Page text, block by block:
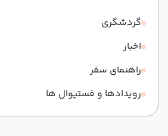
گردشگری
اخبار
راهنمای سفر
رویدادها و فستیوال ها